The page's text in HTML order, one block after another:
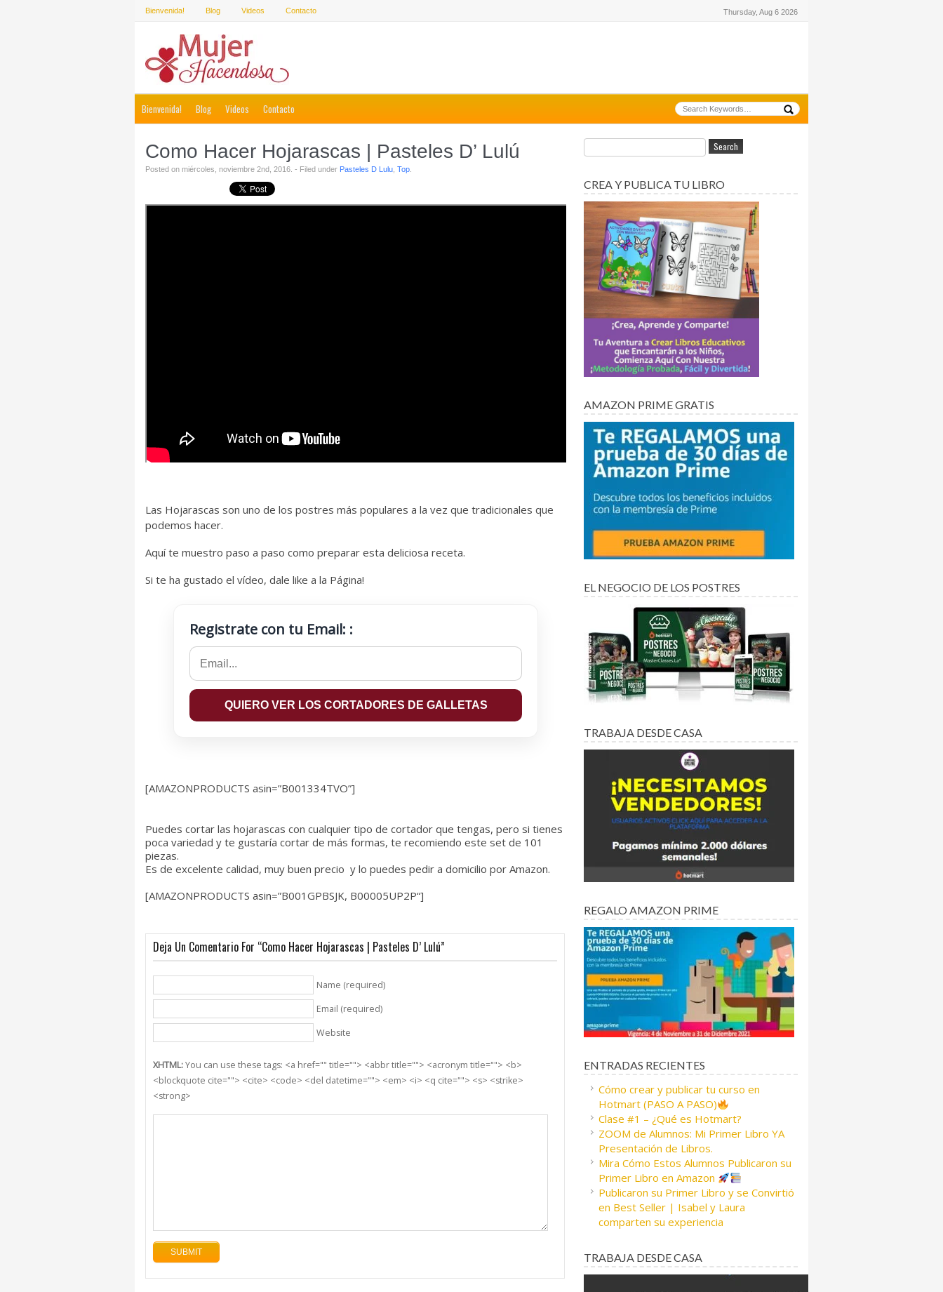
Bienvenida! Blog Videos Contacto Thursday, Aug 6 2026
Bienvenida! Blog Videos Contacto
Como Hacer Hojarascas | Pasteles D’ Lulú
Posted on miércoles, noviembre 2nd, 2016. - Filed under Pasteles D Lulu Top
Las Hojarascas son uno de los postres más populares a la vez que tradicionales que
podemos hacer.
Aquí te muestro paso a paso como preparar esta deliciosa receta.
Si te ha gustado el vídeo, dale like a la Página!
Registrate con tu Email: :
[AMAZONPRODUCTS asin=”B001334TVO”]
Puedes cortar las hojarascas con cualquier tipo de cortador que tengas, pero si tienes
poca variedad y te gustaría cortar de más formas, te recomiendo este set de 101
piezas.
Es de excelente calidad, muy buen precio y lo puedes pedir a domicilio por Amazon.
[AMAZONPRODUCTS asin=”B001GPBSJK, B00005UP2P“]
Deja Un Comentario For “Como Hacer Hojarascas | Pasteles D’ Lulú”
Name (required)
Email (required)
Website
XHTML:You can use these tags: <a href="" title=""> <abbr title=""> <acronym title=""> <b>
<blockquote cite=""> <cite> <code> <del datetime=""> <em> <i> <q cite=""> <s> <strike>
<strong>
CREA Y PUBLICA TU LIBRO
AMAZON PRIME GRATIS
EL NEGOCIO DE LOS POSTRES
TRABAJA DESDE CASA
REGALO AMAZON PRIME
ENTRADAS RECIENTES
Cómo crear y publicar tu curso en
Hotmart (PASO A PASO)
Clase #1 – ¿Qué es Hotmart?
ZOOM de Alumnos: Mi Primer Libro YA
Presentación de Libros.
Mira Cómo Estos Alumnos Publicaron su
Primer Libro en Amazon
Publicaron su Primer Libro y se Convirtió
en Best Seller | Isabel y Laura
comparten su experiencia
TRABAJA DESDE CASA